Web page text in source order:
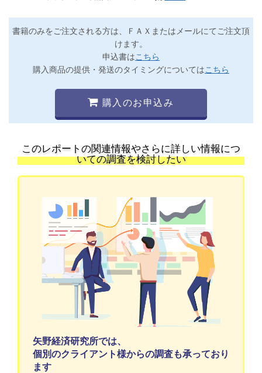
書籍のみをご注文される方は、ＦＡＸまたはメールにてご注文頂
けます。
申込書はこちら
購入商品の提供・発送のタイミングについてはこちら
購入のお申込み
このレポートの関連情報やさらに詳しい情報につ
いての調査を検討したい
矢野経済研究所では、
個別のクライアント様からの調査も承っており
ます